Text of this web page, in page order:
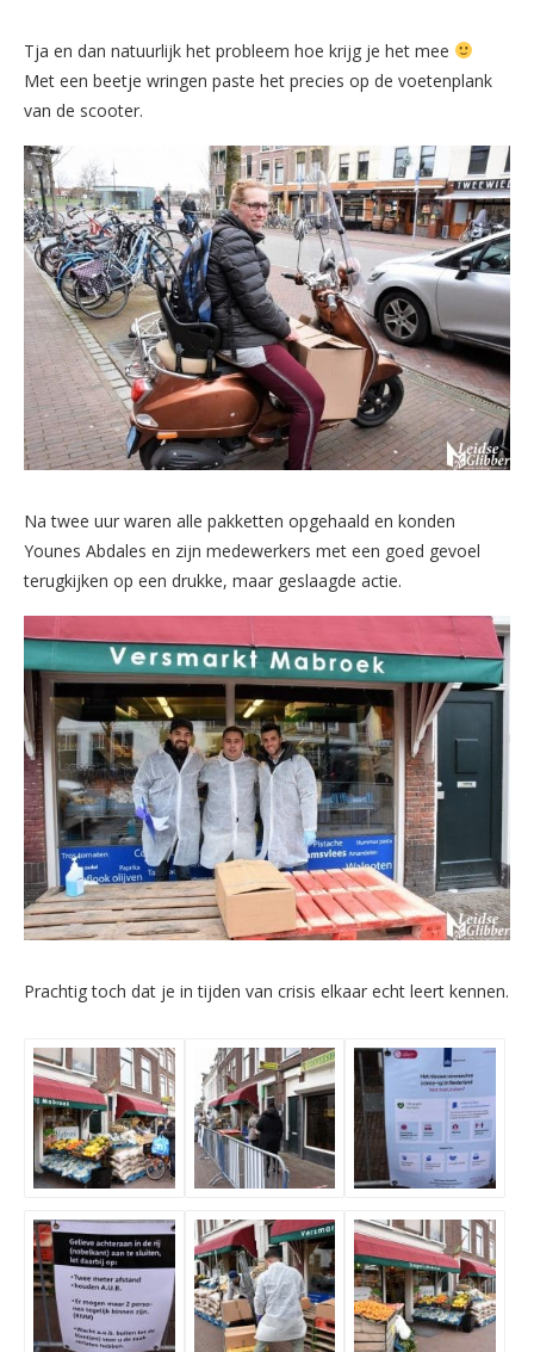
Tja en dan natuurlijk het probleem hoe krijg je het mee
Met een beetje wringen paste het precies op de voetenplank
van de scooter.
Na twee uur waren alle pakketten opgehaald en konden
Younes Abdales en zijn medewerkers met een goed gevoel
terugkijken op een drukke, maar geslaagde actie.
Prachtig toch dat je in tijden van crisis elkaar echt leert kennen.